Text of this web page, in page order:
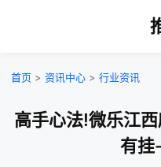
首页 > 资讯中心 > 行业资讯
高手心法!微乐江
有挂